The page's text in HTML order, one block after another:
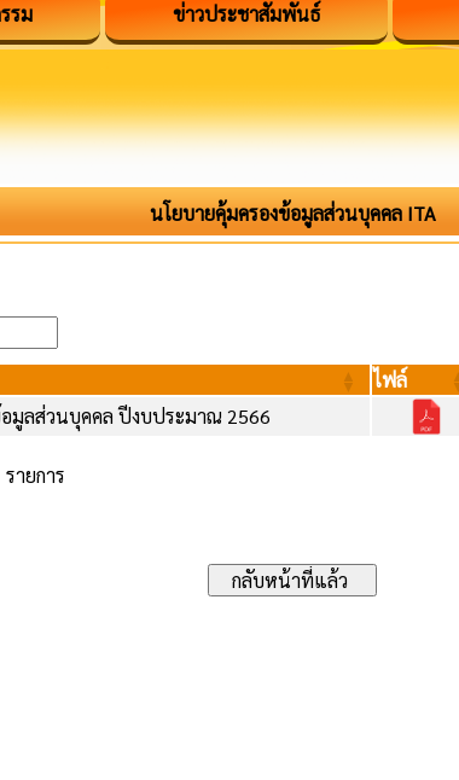
รม ข่าวประชาสัมพันธ์
นโยบายคุ้มครองข้อมูลส่วนบุคคล ITA
ไฟล์
มูลส่วนบุคคล ปีงบประมาณ 2566
ายการ